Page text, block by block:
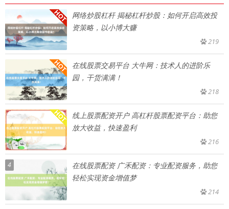
网络炒股杠杆 揭秘杠杆炒股：如何开启高效投
资策略，以小博大赚
219
在线股票交易平台 大牛网：技术人的进阶乐
园，干货满满！
218
线上股票配资开户 高杠杆股票配资平台：助您
放大收益，快速盈利
216
4
在线股票配资 广禾配资：专业配资服务，助您
轻松实现资金增值梦
214